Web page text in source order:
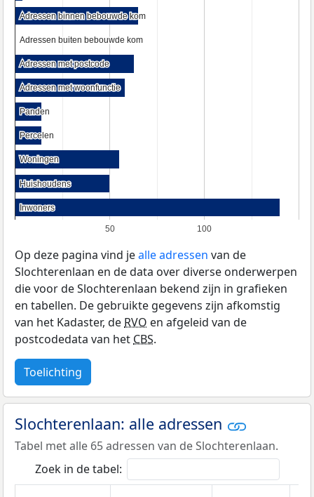
50 100
Adressen binnen bebouwde kom
Adressen binnen bebouwde kom
Adressen buiten bebouwde kom
Adressen buiten bebouwde kom
Adressen met postcode
Adressen met postcode
Adressen met woonfunctie
Adressen met woonfunctie
Panden
Panden
Percelen
Percelen
Woningen
Woningen
Huishoudens
Huishoudens
Inwoners
Inwoners
Op deze pagina vind jealle adressen van de
Slochterenlaan en de data over diverse onderwerpen
die voor de Slochterenlaan bekend zijn in grafieken
en tabellen. De gebruikte gegevens zijn afkomstig
van het Kadaster, deRVO en afgeleid van de
postcodedata van hetCBS.
Toelichting
Slochterenlaan: alle adressen
Tabel met alle 65 adressen van de Slochterenlaan.
Zoek in de tabel: